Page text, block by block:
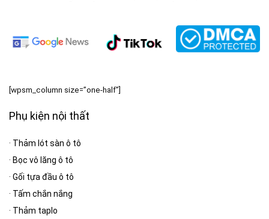
[wpsm_column size=”one-half”]
Phụ kiện nội thất
· Thảm lót sàn ô tô
· Bọc vô lăng ô tô
· Gối tựa đầu ô tô
· Tấm chắn nắng
· Thảm taplo